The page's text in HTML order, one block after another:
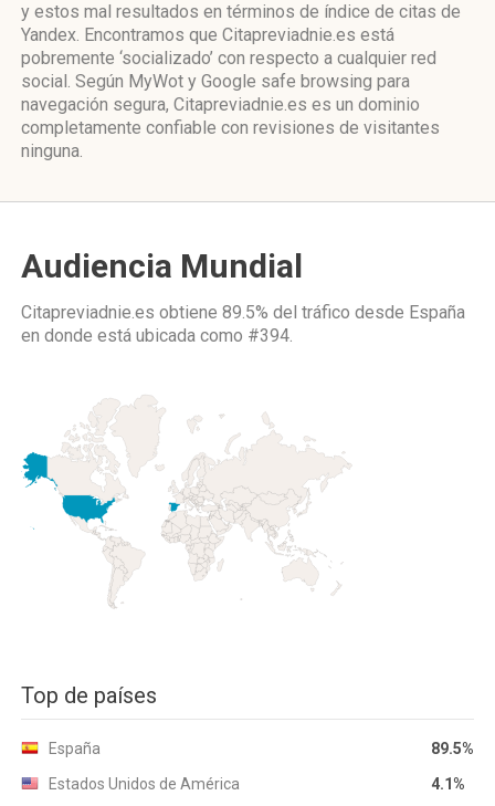
y estos mal resultados en términos de índice de citas de
Yandex. Encontramos que Citapreviadnie.es está
pobremente ‘socializado’ con respecto a cualquier red
social. Según MyWot y Google safe browsing para
navegación segura, Citapreviadnie.es es un dominio
completamente confiable con revisiones de visitantes
ninguna.
Audiencia Mundial
Citapreviadnie.es obtiene 89.5% del tráfico desde España
en donde está ubicada como #394.
Top de países
España
89.5%
Estados Unidos de América
4.1%